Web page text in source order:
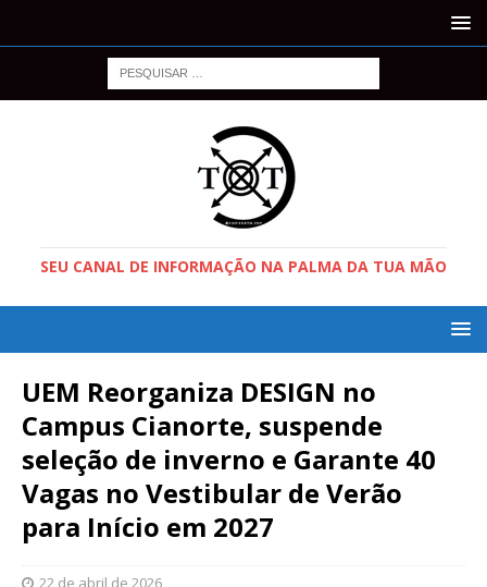
SEU CANAL DE INFORMAÇÃO NA PALMA DA TUA MÃO
UEM Reorganiza DESIGN no
Campus Cianorte, suspende
seleção de inverno e Garante 40
Vagas no Vestibular de Verão
para Início em 2027
22 de abril de 2026